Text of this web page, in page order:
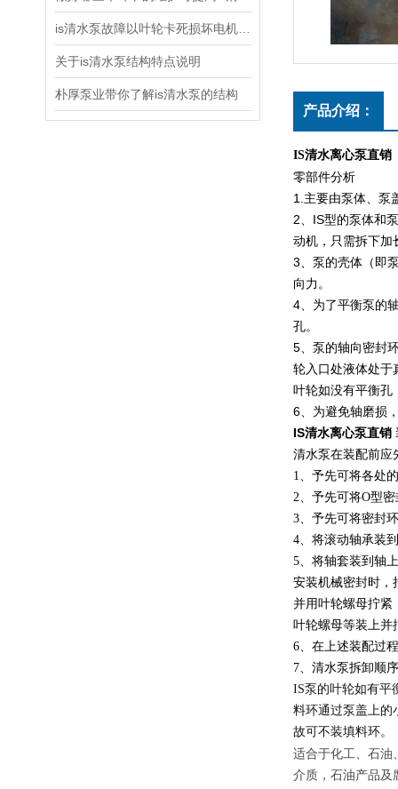
关于is清水泵结构特点说明
朴厚泵业带你了解is清水泵的结构
产品介绍：
IS清水离心泵直销
零部件分析
1. 主要由泵体、泵
2
IS型的泵体和
动机，只需拆下加
3 、泵的壳体（即
向力。
4 、为了平衡泵的
孔。
5 、泵的轴向密封
轮入口处液体处于
叶轮如没有平衡孔
6 、为避免轴磨损
IS清水离心泵直销
清水泵在装配前应
1、予先可将各处
2、予先可将O型
3、予先可将密封
4、将滚动轴承装
5、将轴套装到轴
安装机械密封时，
并用叶轮螺母拧紧
叶轮螺母等装上并
6、在上述装配过
7、清水泵拆卸顺
IS泵的叶轮如有平
料环通过泵盖上的
故可不装填料环。
适合于化工、石油
介质，石油产品及